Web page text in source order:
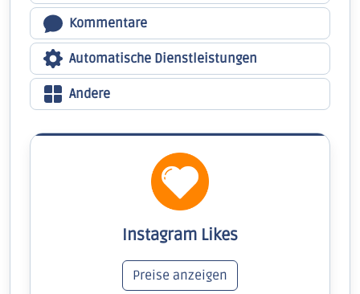
Kommentare
Automatische Dienstleistungen
Andere
Instagram Likes
Preise anzeigen